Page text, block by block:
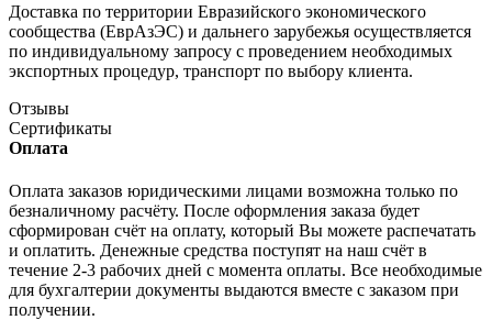
Доставка по территории Евразийского экономического
сообщества (ЕврАзЭС) и дальнего зарубежья осуществляется
по индивидуальному запросу с проведением необходимых
экспортных процедур, транспорт по выбору клиента.
Отзывы
Сертификаты
Оплата
Оплата заказов юридическими лицами возможна только по
безналичному расчёту. После оформления заказа будет
сформирован счёт на оплату, который Вы можете распечатать
и оплатить. Денежные средства поступят на наш счёт в
течение 2-3 рабочих дней с момента оплаты. Все необходимые
для бухгалтерии документы выдаются вместе с заказом при
получении.